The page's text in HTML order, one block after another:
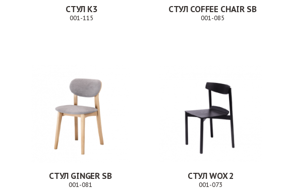
СТУЛ К3
001-115
СТУЛ COFFEE CHAIR SB
001-085
СТУЛ GINGER SB
001-081
СТУЛ WOX 2
001-073